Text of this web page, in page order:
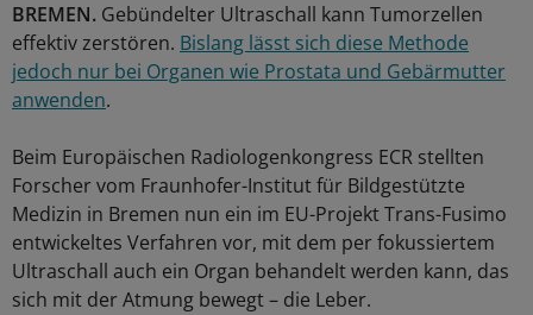
BREMEN. Gebündelter Ultraschall kann Tumorzellen
effektiv zerstören. Bislang lässt sich diese Methode
jedoch nur bei Organen wie Prostata und Gebärmutter
anwenden.
Beim Europäischen Radiologenkongress ECR stellten
Forscher vom Fraunhofer-Institut für Bildgestützte
Medizin in Bremen nun ein im EU-Projekt Trans-Fusimo
entwickeltes Verfahren vor, mit dem per fokussiertem
Ultraschall auch ein Organ behandelt werden kann, das
sich mit der Atmung bewegt – die Leber.